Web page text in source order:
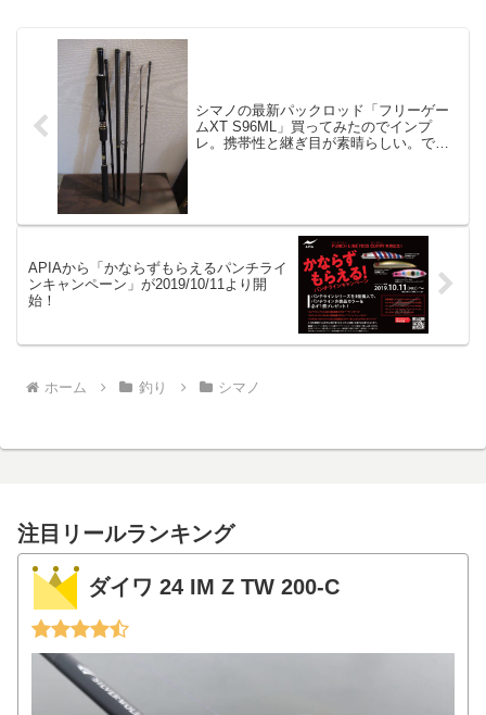
シマノの最新パックロッド「フリーゲー
ムXT S96ML」買ってみたのでインプ
レ。携帯性と継ぎ目が素晴らしい。でも
APIAから「かならずもらえるパンチライ
ンキャンペーン」が2019/10/11より開
始！
ホーム 釣り シマノ
注目リールランキング
ダイワ 24 IM Z TW 200-C